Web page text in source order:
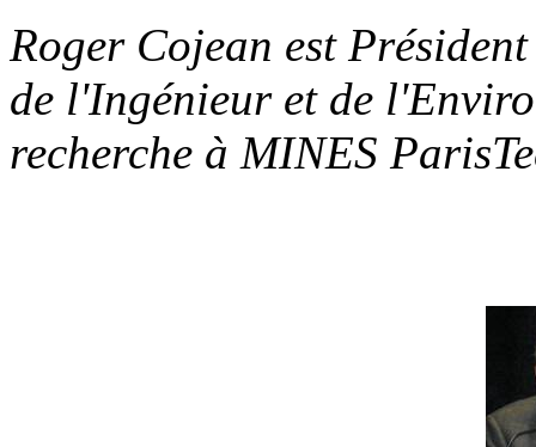
Roger Cojean est
de l'Ingénieur et de
recherche à MINES